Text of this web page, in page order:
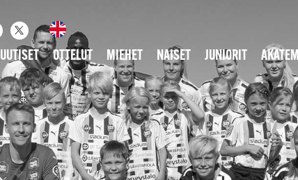
UUTISET OTTELUT MIEHET NAISET JUNIORIT